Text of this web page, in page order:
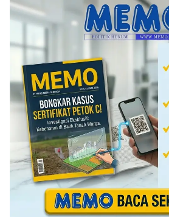
Inspirasi